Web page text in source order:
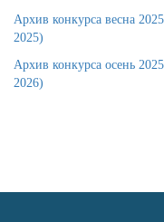
Архив конкурса весна
2025)
Архив конкурса осень
2026)